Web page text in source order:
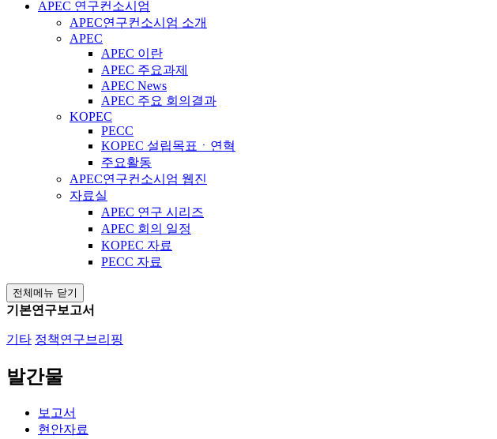
APEC 연구컨소시엄
APEC연구컨소시엄 소개
APEC
APEC 이란
APEC 주요과제
APEC News
APEC 주요 회의결과
KOPEC
PECC
KOPEC 설립목표ㆍ연혁
주요활동
APEC연구컨소시엄 웹진
자료실
APEC 연구 시리즈
APEC 회의 일정
KOPEC 자료
PECC 자료
전체메뉴 닫기
기본연구보고서
기타 정책연구브리핑
발간물
보고서
현안자료